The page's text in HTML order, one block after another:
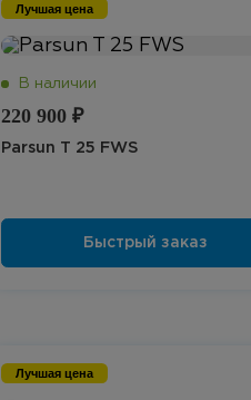
Лучшая цена
220 900 ₽
Parsun T 25 FWS
Лучшая цена